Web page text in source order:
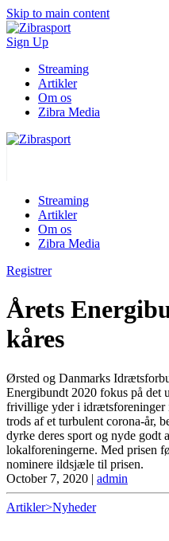
Skip to main content
Sign Up
Streaming
Artikler
Om os
Zibra Media
Streaming
Artikler
Om os
Zibra Media
Registrer
Årets
kåres
Ørsted og Danmarks
Energibundt 2020 fokus på det
frivillige yder i idrætsforeninger
trods af et turbulent corona-år,
dyrke deres sport og nyde godt
lokalforeningerne. Med prisen
nominere ildsjæle til prisen.
October 7, 2020 | admin
Artikler>Nyheder